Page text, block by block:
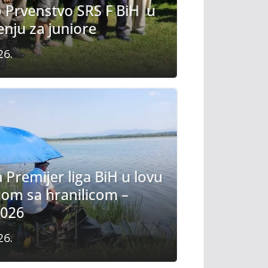
SRS F BiH u
za juniore
Premijer liga BiH u lovu
sa hranilicom –